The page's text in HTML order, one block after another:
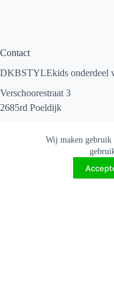
Wij maken gebruik
Contact
DKBSTYLEkids onderdeel
Verschoorestraat 3
2685rd Poeldijk
Email: info@dkbstyle.nl
Tel: +31645721292
BTW: NL004824906B06